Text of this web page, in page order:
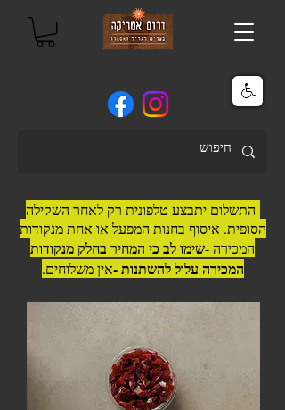
התשלום יתבצע טלפונית רק לאחר השקילה
הסופית. איסוף בחנות המפעל או אחת מנקודות
המכירה -שימו לב כי המחיר בחלק מנקודות
המכירה עלול להשתנות -אין משלוחים.